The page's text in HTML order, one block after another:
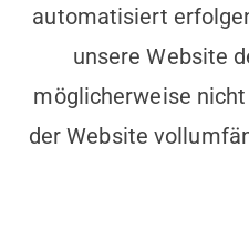
automatisiert
unsere Website
möglicherweise
der Website